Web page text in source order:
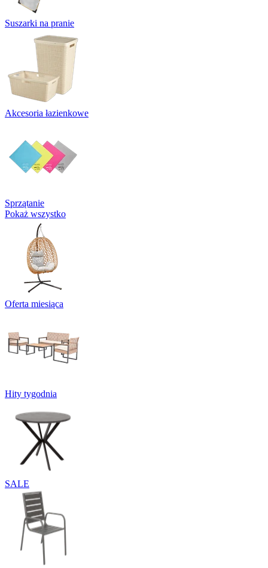
Suszarki na pranie
Akcesoria łazienkowe
Sprzątanie
Pokaż wszystko
Oferta miesiąca
Hity tygodnia
SALE